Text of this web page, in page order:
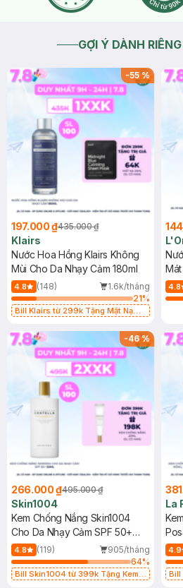
GỢI Ý DÀNH
-55%
197.000 ₫435.000 ₫
Klairs
Nước Hoa Hồng Klairs Không
Mùi Cho Da Nhạy Cảm 180ml
4.8 (148)
1.6k/tháng
21%
Bill Klairs từ 299k Tặng Mặt Nạ
25ml (SL Có Hạn)
4.8
-46%
266.000 ₫495.000 ₫
Skin1004
Kem Chống Nắng Skin1004
Cho Da Nhạy Cảm SPF 50+
50ml
4.8 (119)
905/tháng
64%
Bill Skin1004 từ 399k Tặng Kem
La
4.9
Bill